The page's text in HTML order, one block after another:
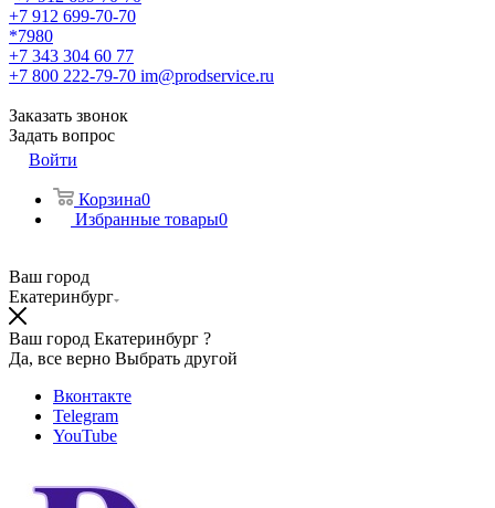
+7 912 699-70-70
*7980
+7 343 304 60 77
+7 800 222-79-70 im@prodservice.ru
Заказать звонок
Задать вопрос
Войти
Корзина0
Избранные товары0
Ваш город
Екатеринбург
Ваш город Екатеринбург ?
Да, все верно Выбрать другой
Вконтакте
Telegram
YouTube